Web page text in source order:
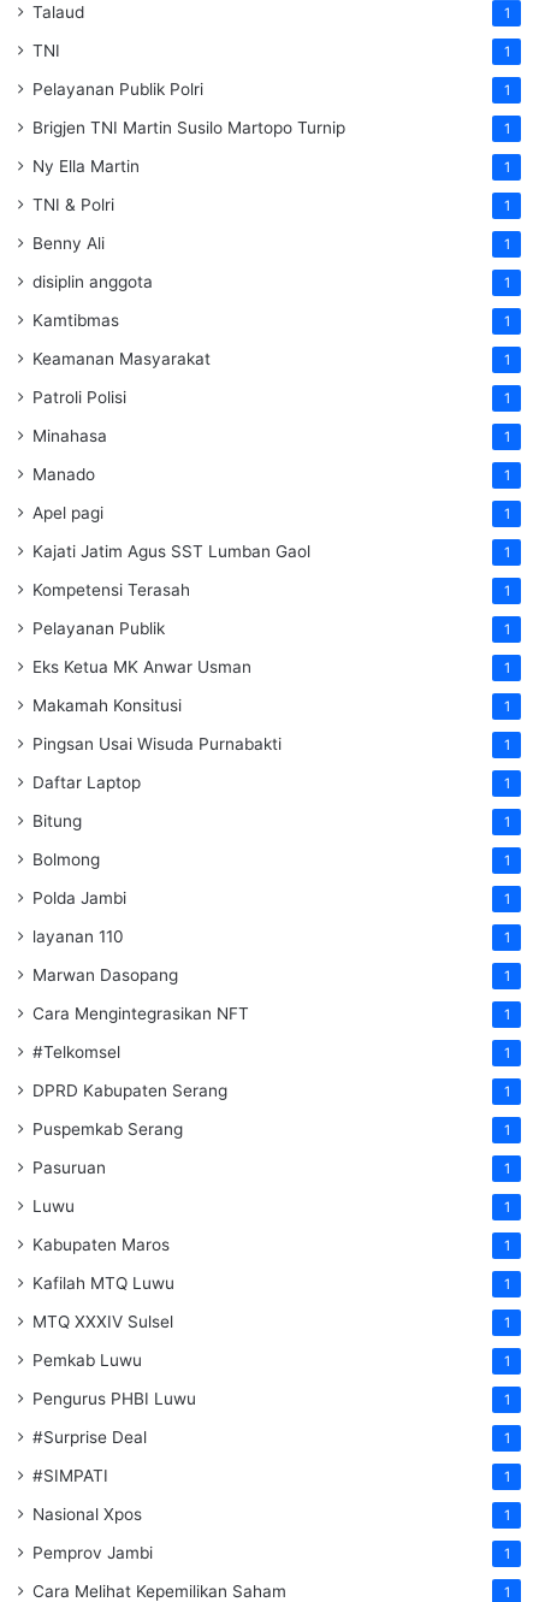
Talaud 1
TNI 1
Pelayanan Publik Polri 1
Brigjen TNI Martin Susilo Martopo Turnip 1
Ny Ella Martin 1
TNI & Polri 1
Benny Ali 1
disiplin anggota 1
Kamtibmas 1
Keamanan Masyarakat 1
Patroli Polisi 1
Minahasa 1
Manado 1
Apel pagi 1
Kajati Jatim Agus SST Lumban Gaol 1
Kompetensi Terasah 1
Pelayanan Publik 1
Eks Ketua MK Anwar Usman 1
Makamah Konsitusi 1
Pingsan Usai Wisuda Purnabakti 1
Daftar Laptop 1
Bitung 1
Bolmong 1
Polda Jambi 1
layanan 110 1
Marwan Dasopang 1
Cara Mengintegrasikan NFT 1
#Telkomsel 1
DPRD Kabupaten Serang 1
Puspemkab Serang 1
Pasuruan 1
Luwu 1
Kabupaten Maros 1
Kafilah MTQ Luwu 1
MTQ XXXIV Sulsel 1
Pemkab Luwu 1
Pengurus PHBI Luwu 1
#Surprise Deal 1
#SIMPATI 1
Nasional Xpos 1
Pemprov Jambi 1
Cara Melihat Kepemilikan Saham 1